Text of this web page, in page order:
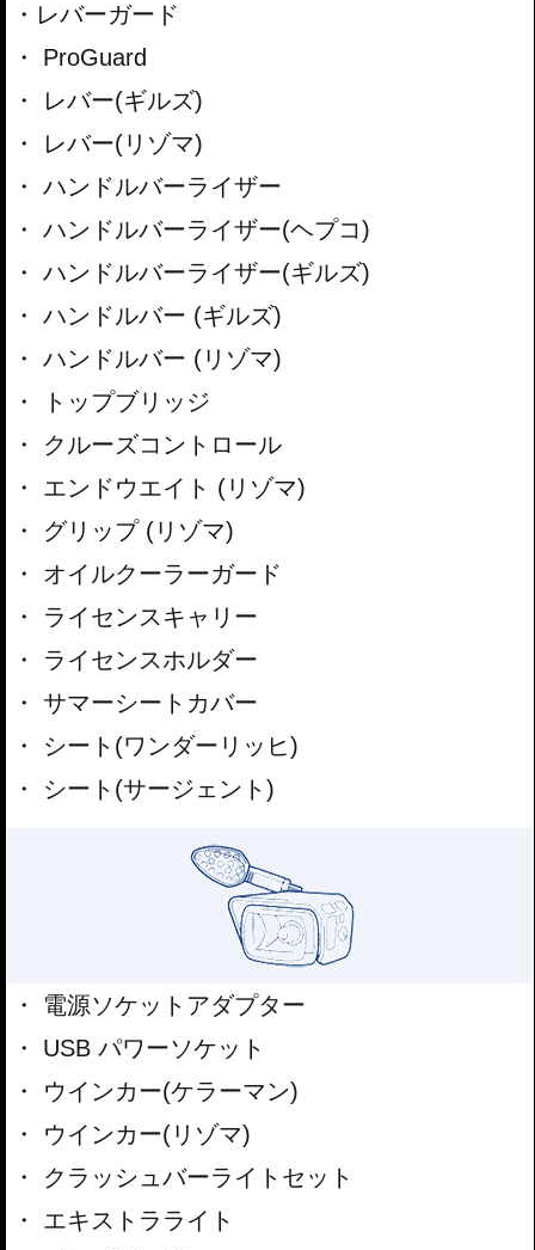
レバーガード
ProGuard
レバー(ギルズ)
レバー(リゾマ)
ハンドルバーライザー
ハンドルバーライザー(ヘプコ)
ハンドルバーライザー(ギルズ)
ハンドルバー (ギルズ)
ハンドルバー (リゾマ)
トップブリッジ
クルーズコントロール
エンドウエイト (リゾマ)
グリップ (リゾマ)
オイルクーラーガード
ライセンスキャリー
ライセンスホルダー
サマーシートカバー
シート(ワンダーリッヒ)
シート(サージェント)
電源ソケットアダプター
USB パワーソケット
ウインカー(ケラーマン)
ウインカー(リゾマ)
クラッシュバーライトセット
エキストラライト